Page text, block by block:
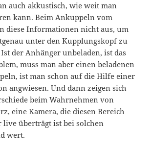
auch akkustisch, wie weit man
kann. Beim Ankuppeln vom
diese Informationen nicht aus, um
unter den Kupplungskopf zu
der Anhänger unbeladen, ist das
muss man aber einen beladenen
ist man schon auf die Hilfe einer
angwiesen. Und dann zeigen sich
beim Wahrnehmen von
eine Kamera, die diesen Bereich
live überträgt ist bei solchen
wert.